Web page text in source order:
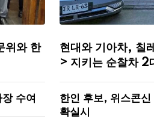
위와 한
수여
현대와 기아차, 칠
> 지키는 순찰차 2
한인 후보, 위스콘
확실시